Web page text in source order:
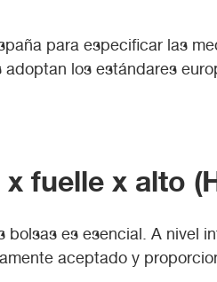
para especificar las
los estándares
fuelle x alto
es esencial. A
aceptado y